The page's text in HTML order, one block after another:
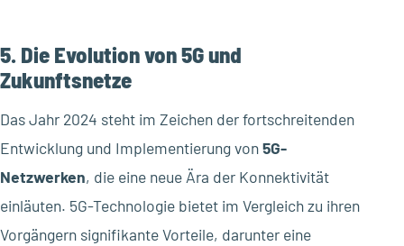
5. Die Evolution von 5G und
Zukunftsnetze
Das Jahr 2024 steht im Zeichen der fortschreitenden
Entwicklung und Implementierung von5G-
Netzwerken, die eine neue Ära der Konnektivität
einläuten. 5G-Technologie bietet im Vergleich zu ihren
Vorgängern signifikante Vorteile, darunter eine